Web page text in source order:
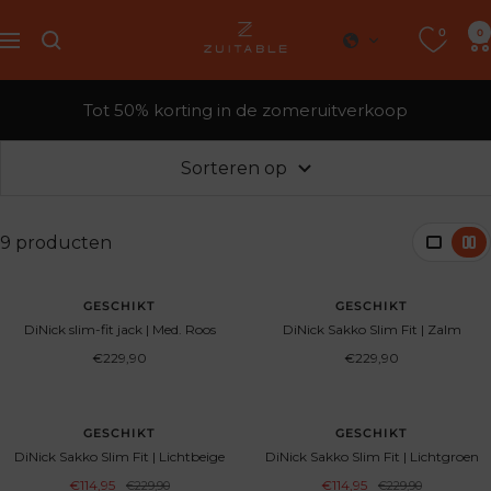
direct
navigatie
Geschikt 0 0
Tot 50% korting in de zomeruitverkoop
Sorteren op
9 producten
GESCHIKT
DiNick slim-fit jack | Med. Roos
Aanbiedingsprijs
€229,90
GESCHIKT
DiNick Sakko Slim Fit | Zalm
Aanbiedingsprijs
€229,90
BESPAAR 50%GESCHIKT
DiNick Sakko Slim Fit | Lichtbeige
Aanbiedingsprijs
€114,95
Normale
€229,90
BESPAAR 50%GESCHIKT
DiNick Sakko Slim Fit | Lichtgroen
Aanbiedingsprijs
€114,95
Normale
€229,90